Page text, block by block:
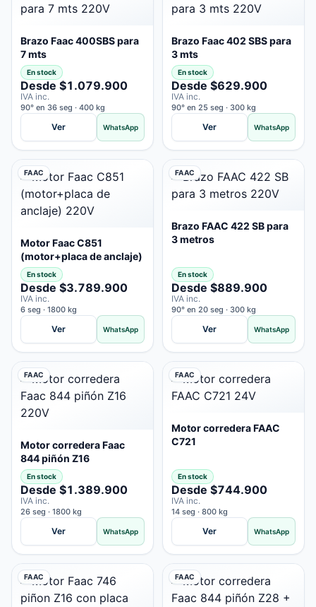
Brazo Faac 400SBS para
7 mts
En stock
Desde $1.079.900
IVA inc.
90° en 36 seg · 400 kg
Ver WhatsApp
Brazo Faac 402 SBS para
3 mts
En stock
Desde $629.900
IVA inc.
90° en 25 seg · 300 kg
Ver WhatsApp
FAAC
Motor Faac C851
(motor+placa de anclaje)
En stock
Desde $3.789.900
IVA inc.
6 seg · 1800 kg
Ver WhatsApp
FAAC
Brazo FAAC 422 SB para
3 metros
En stock
Desde $889.900
IVA inc.
90° en 20 seg · 300 kg
Ver WhatsApp
FAAC
Motor corredera Faac
844 piñón Z16
En stock
Desde $1.389.900
IVA inc.
26 seg · 1800 kg
Ver WhatsApp
FAAC
Motor corredera FAAC
C721
En stock
Desde $744.900
IVA inc.
14 seg · 800 kg
Ver WhatsApp
FAAC FAAC